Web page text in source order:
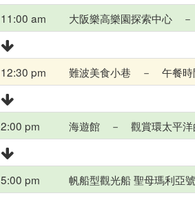
11:00 am 大阪樂高樂園探索中心
12:30 pm 難波美食小巷 － 午餐時
2:00 pm 海遊館 － 觀賞環太平洋
5:00 pm 帆船型觀光船 聖母瑪利